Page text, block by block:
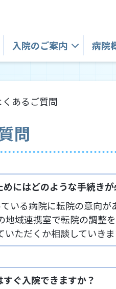
入院のご案内 病院
くあるご質問
問
にはどのような手続きが
いる病院に転院の意向が
地域連携室で転院の調整
ただくか相談していきま
ぐ入院できますか？